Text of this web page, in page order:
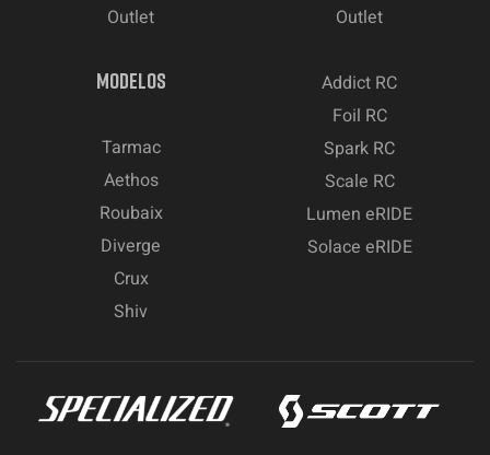
Outlet
Outlet
MODELOS
Tarmac
Aethos
Roubaix
Diverge
Crux
Shiv
Addict RC
Foil RC
Spark RC
Scale RC
Lumen eRIDE
Solace eRIDE